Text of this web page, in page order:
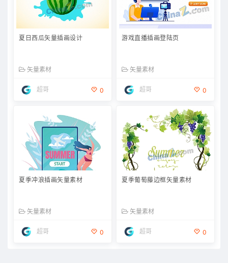
夏日西瓜矢量插画设计
矢量素材
超哥 0
游戏直播插画登陆页
矢量素材
超哥 0
夏季冲浪插画矢量素材
矢量素材
超哥 0
夏季葡萄藤边框矢量素材
矢量素材
超哥 0